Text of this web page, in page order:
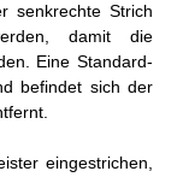
senkrechte Strich
damit die
Eine Standard-
befindet sich der
eingestrichen,